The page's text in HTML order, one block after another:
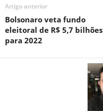
Artigo anterior
Bolsonaro veta fundo
eleitoral de R$ 5,7 bilhões
para 2022